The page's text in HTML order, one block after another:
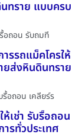
ทราย แบบครบ
อถอน รับถมที
รรถแม็คโครให้
ส่งหินดินทราย
รื้อถอน เคลียร์ร
เช่า รับรื้อถอน
รทั่วประเทศ